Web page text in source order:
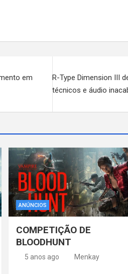
em
R-Type Dimension III
técnicos e áudio
ANÚNCIOS
COMPETIÇÃO DE
BLOODHUNT
5 anos ago Menkay